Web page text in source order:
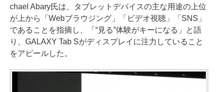
chael Abary氏は、タブレットデバイスの主な用途の上位
が上から「Webブラウジング」「ビデオ視聴」「SNS」
であることを指摘し、「“見る”体験がキーになる」と語
り、GALAXY Tab Sがディスプレイに注力していること
をアピールした。